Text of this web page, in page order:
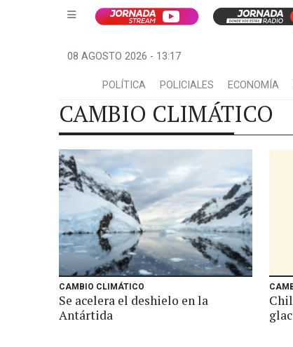
08 AGOSTO 2026 - 13:17
POLÍTICA POLICIALES ECONOMÍA
CAMBIO CLIMÁTICO
CAMBIO CLIMÁTICO
Se acelera el deshielo en la
Antártida